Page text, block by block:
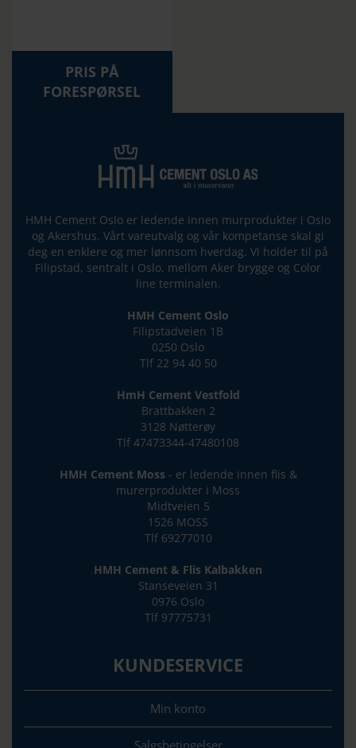
PRIS PÅ
FORESPØRSEL
HMH Cement Oslo er ledende innen murprodukter i Oslo
og Akershus. Vårt vareutvalg og vår kompetanse skal gi
deg en enklere og mer lønnsom hverdag. Vi holder til på
Filipstad, sentralt i Oslo, mellom Aker brygge og Color
line terminalen.
HMH Cement Oslo
Filipstadveien 1B
0250 Oslo
Tlf 22 94 40 50
HmH Cement Vestfold
Brattbakken 2
3128 Nøtterøy
Tlf 47473344-47480108
HMH Cement Moss - er ledende innen flis &
murerprodukter i Moss
Midtveien 5
1526 MOSS
Tlf 69277010
HMH Cement & Flis Kalbakken
Stanseveien 31
0976 Oslo
Tlf 97775731
KUNDESERVICE
Min konto
Salgsbetingelser